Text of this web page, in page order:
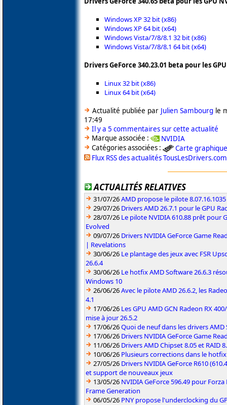
Windows XP 32 bit (x86)
Windows XP 64 bit (x64)
Windows Vista/7/8/8.1 32 bit (x86)
Windows Vista/7/8/8.1 64 bit (x64)
Drivers GeForce 340.23.01 beta pour les
Linux 32 bit (x86)
Linux 64 bit (x64)
Actualité publiée par Julien Sambourg le
17:49
Il y a 5 commentaires sur cette actualité
Marque associée :
NVIDIA
Catégories associées :
Carte graphique
Flux RSS des actualités TousLesDrivers.com
ACTUALITÉS RELATIVES
31/07/26AMD propose le pilote
29/07/26 Drivers AMD 26.7.1 pour le GPU
28/07/26 Le pilote NVIDIA 610.88 prêt pour
Evolved
09/07/26 Drivers NVIDIA GeForce Game
| Revelations
30/06/26 Le plantage des jeux avec FSR
26.6.4
30/06/26 Le hotfix AMD Software 26.6.3
Windows 10
26/06/26Avec le pilote AMD 26.6.2, les
4.1
17/06/26 Les GPU AMD GCN Radeon RX
mise à jour 26.5.2
17/06/26Quoi de neuf dans les drivers AMD
17/06/26 Drivers NVIDIA GeForce Game
11/06/26 Drivers AMD Chipset 8.05 et RAID
10/06/26 Plusieurs corrections dans le hotfix
27/05/26 Drivers NVIDIA GeForce R610
et support de nouveaux jeux
13/05/26 NVIDIA GeForce 596.49 pour
Frame Generation
06/05/26 PNY propose l'underclocking du